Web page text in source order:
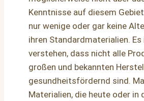
Kenntnisse auf diesem
nur wenige oder gar keine
ihren Standardmaterialien.
verstehen, dass nicht alle
großen und bekannten
gesundheitsfördernd sind.
Materialien, die heute oder in